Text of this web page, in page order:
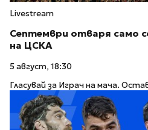
Livestream
Септември отваря само
на ЦСКА
5 август, 18:30
Гласувай за Играч на мача.